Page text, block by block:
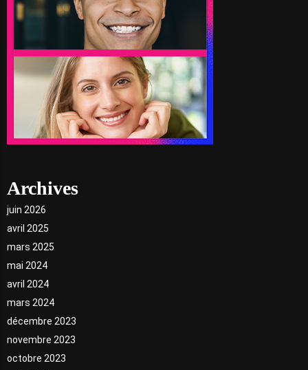
Archives
juin 2026
avril 2025
mars 2025
mai 2024
avril 2024
mars 2024
décembre 2023
novembre 2023
octobre 2023